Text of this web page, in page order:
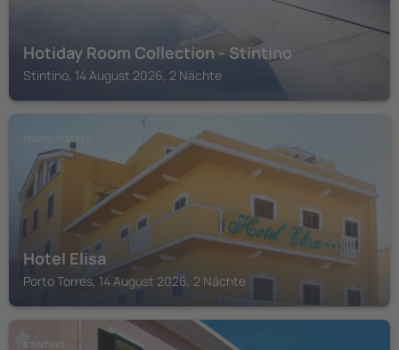
Hotiday Room Collection - Stintino
Stintino, 14 August 2026, 2 Nächte
PORTO TORRES
Hotel Elisa
Porto Torres, 14 August 2026, 2 Nächte
STINTINO